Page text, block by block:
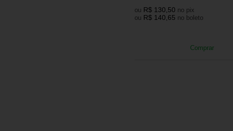
ou R$ 130,50
no pix
ou R$ 140,65 no boleto
Comprar